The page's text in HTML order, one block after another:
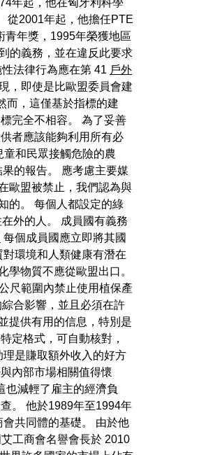
年起，他在匈牙利科學
從2001年起，他擔任PTE
青年獎，1995年榮獲地區
的義務，並在違反此要求
法律行為應在第 41 戶外
，即使是比歐盟委員會建
而，這僅基於指標的建
完全不相容。 為了妥善
者應該能夠利用所有必
和民眾接觸危險的農
的報告。 應考慮主要媒
歐盟被禁止，我們認為與
的。 每個人都設定的綠
外的人。 成員國有義務
每個成員國應立即將其國
環境和人類健康有潛在
物質不應從歐盟出口。
尺範圍內禁止使用植保產
合影響，並且必須在許
提供有用的信息，特別是
定格式，可自動核對，
理是賺取額外收入的好方
內部市場相關值得懷
也減輕了雇主的經濟負
。 他於1989年至1994年
共同體的基礎。 由於他
工商會名譽會長於 2010